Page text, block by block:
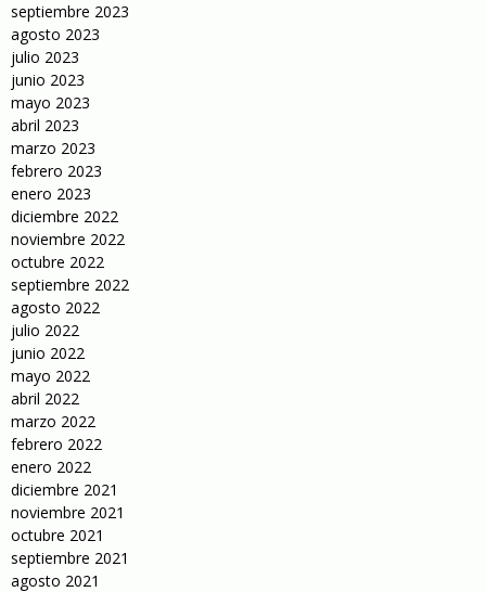
septiembre 2023
agosto 2023
julio 2023
junio 2023
mayo 2023
abril 2023
marzo 2023
febrero 2023
enero 2023
diciembre 2022
noviembre 2022
octubre 2022
septiembre 2022
agosto 2022
julio 2022
junio 2022
mayo 2022
abril 2022
marzo 2022
febrero 2022
enero 2022
diciembre 2021
noviembre 2021
octubre 2021
septiembre 2021
agosto 2021